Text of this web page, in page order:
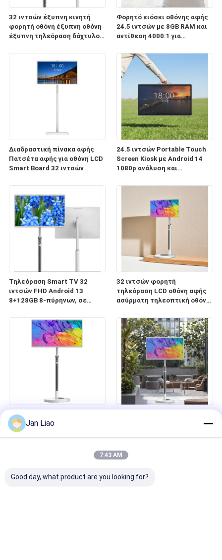
32 ιντσών έξυπνη κινητή
φορητή οθόνη έξυπνη οθόνη
έξυπνη τηλεόραση δάχτυλο
Bar & Home
Φορητό κιόσκι οθόνης αφής
24.5 ιντσών με 8GB RAM και
αντίθεση 4000:1 για
σήμανση
Διαδραστική πίνακα αφής
Πατσέτα αφής για οθόνη LCD
Smart Board 32 ιντσών
24.5 ιντσών Portable Touch
Screen Kiosk με Android 14
1080p ανάλυση και
Τηλεόραση Smart TV 32
ιντσών FHD Android 13
8+128GB 8-πύρηνων, σε
οθόνη αφής, με μπαταρία,
κάμερα 13MP,
περιστρεφόμενη φορητή
τηλεόραση
32 ιντσών φορητή
τηλεόραση LCD οθόνη αφής
ασύρματη τηλεοπτική οθόνη
παιχνίδια κινητή οθόνη
οθόνες έξυπνη τηλεόραση
1080p 32 ιντσών UHD μεγάλη
οθόνη φορητή
περιστρεφόμενη έξυπνη
επαναφορτιζόμενη έξυπνη
διαδραστική ψηφιακή οθόνη
για το σπίτι γραφείο
Jan Liao
7:43 AM
Good day, what product are you looking for?